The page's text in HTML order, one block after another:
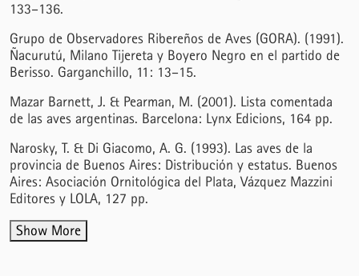
133–136.
Grupo de Observadores Ribereños de Aves (GORA). (1991).
Ñacurutú, Milano Tijereta y Boyero Negro en el partido de
Berisso. Garganchillo, 11: 13–15.
Mazar Barnett, J. & Pearman, M. (2001). Lista comentada
de las aves argentinas. Barcelona: Lynx Edicions, 164 pp.
Narosky, T. & Di Giacomo, A. G. (1993). Las aves de la
provincia de Buenos Aires: Distribución y estatus. Buenos
Aires: Asociación Ornitológica del Plata, Vázquez Mazzini
Editores y LOLA, 127 pp.
Show More